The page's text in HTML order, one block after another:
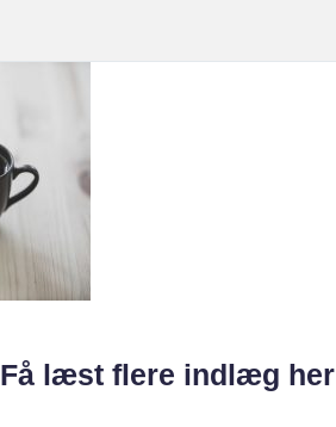
Få læst flere indlæg her